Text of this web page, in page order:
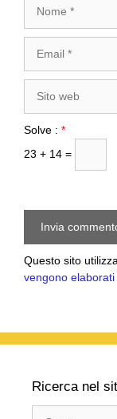
web
Solve : *
23 + 14 =
Questo sito
vengono
Ricerca nel